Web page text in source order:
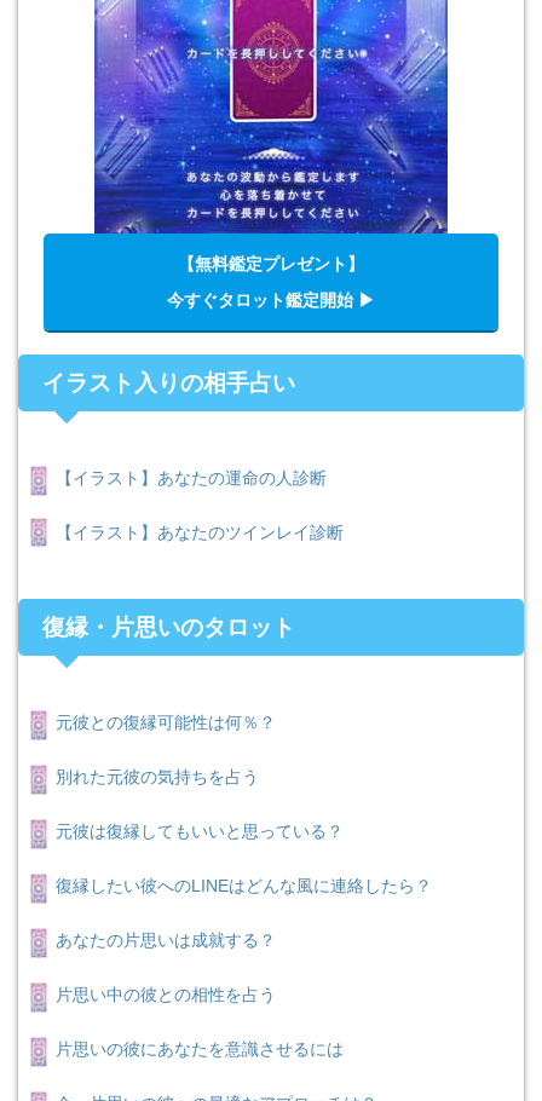
【無料鑑定プレゼント】
今すぐタロット鑑定開始 ▶︎
イラスト入りの相手占い
【イラスト】あなたの運命の人診断
【イラスト】あなたのツインレイ診断
復縁・片思いのタロット
元彼との復縁可能性は何％？
別れた元彼の気持ちを占う
元彼は復縁してもいいと思っている？
復縁したい彼へのLINEはどんな風に連絡したら？
あなたの片思いは成就する？
片思い中の彼との相性を占う
片思いの彼にあなたを意識させるには